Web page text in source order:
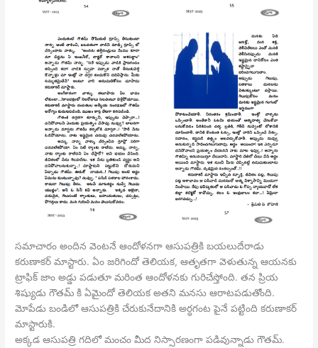
సమాచారం అందిన వెంటనే ఆందోళనగా ఆసుపత్రికి బయలుదేరాడు
కరుణాకర్ మాస్టారు. ఏం జరిగిందో తెలియక, ఆతృతగా వెళుతున్న ఆయనకు
ట్రాఫిక్ జాం అడ్డు పడుతూ మరింత ఆందోళనకు గురిచేస్తోంది. తన ప్రియ
శిష్యుడు గౌతమ్ కి ఏమైందో తెలియక అతని మనసు ఆరాటపడుతోంది.
మోపేడు బండిలో ఆసుపత్రికి చేరుకునేదానికి అర్ధగంట పైనే పట్టింది కరుణాకర్
మాస్టారుకి.
అక్కడ ఆసుపత్రి గదిలో మంచం మీద నిస్సారణంగా పడివున్నాడు గౌతమ్.